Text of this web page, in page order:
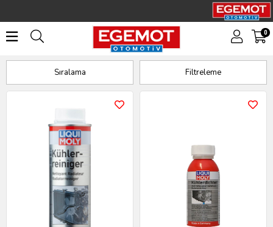
0
Katkılar
Filtreleme
Sıralama